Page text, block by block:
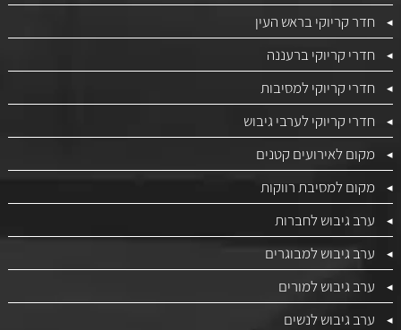
חדר קריוקי בראש העין
חדרי קריוקי ברעננה
חדרי קריוקי למסיבות
חדרי קריוקי לערבי גיבוש
מקום לאירועים קטנים
מקום למסיבת רווקות
ערב גיבוש לחברות
ערב גיבוש למבוגרים
ערב גיבוש למורים
ערב גיבוש לנשים